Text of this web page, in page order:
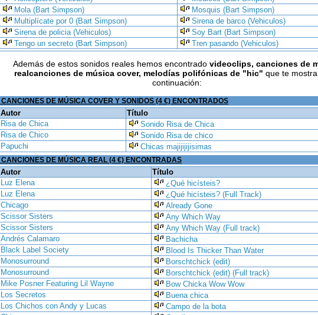
Mola (Bart Simpson)
Mosquis (Bart Simpson)
Multiplícate por 0 (Bart Simpson)
Sirena de barco (Vehiculos)
Sirena de policia (Vehiculos)
Soy Bart (Bart Simpson)
Tengo un secreto (Bart Simpson)
Tren pasando (Vehiculos)
Además de estos sonidos reales hemos encontrado videoclips, canciones de
realcanciones de música cover, melodías polifónicas de"hic" que te
continuación:
CANCIONES DE MÚSICA COVER Y SONIDOS (4 €) ENCONTRADOS
Autor
Título
Risa de Chica
Sonido Risa de Chica
Risa de Chico
Sonido Risa de chico
Papuchi
Chicas majijijijisimas
CANCIONES DE MÚSICA REAL (4 €) ENCONTRADAS
Autor
Título
Luz Elena
¿Qué hicísteis?
Luz Elena
¿Qué hicísteis? (Full Track)
Chicago
Already Gone
Scissor Sisters
Any Which Way
Scissor Sisters
Any Which Way (Full track)
Andrés Calamaro
Bachicha
Black Label Society
Blood Is Thicker Than Water
Monosurround
Borschtchick (edit)
Monosurround
Borschtchick (edit) (Full track)
Mike Posner Featuring Lil Wayne
Bow Chicka Wow Wow
Los Secretos
Buena chica
Los Chichos con Andy y Lucas
Campo de la bota